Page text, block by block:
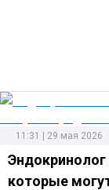
11:31 | 29 мая 2026
Эндокринолог
которые